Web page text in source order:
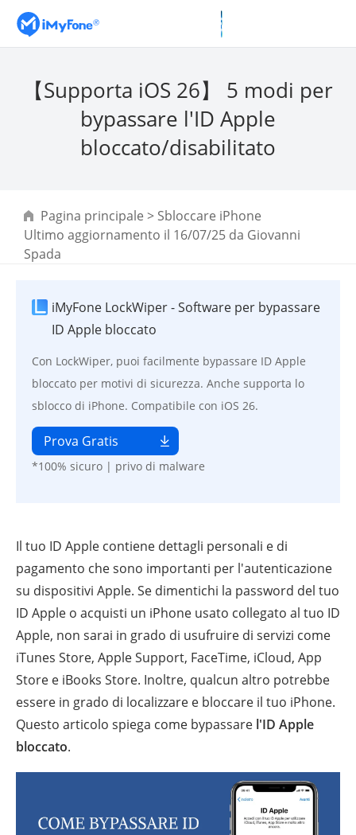
【Supporta iOS 26】 5 modi per
bypassare l'ID Apple
bloccato/disabilitato
Pagina principale > Sbloccare iPhone
Ultimo aggiornamento il 16/07/25 da Giovanni
Spada
iMyFone LockWiper - Software per bypassare
ID Apple bloccato
Con LockWiper, puoi facilmente bypassare ID Apple
bloccato per motivi di sicurezza. Anche supporta lo
sblocco di iPhone. Compatibile con iOS 26.
Prova Gratis
*100% sicuro | privo di malware
Il tuo ID Apple contiene dettagli personali e di
pagamento che sono importanti per l'autenticazione
su dispositivi Apple. Se dimentichi la password del tuo
ID Apple o acquisti un iPhone usato collegato al tuo ID
Apple, non sarai in grado di usufruire di servizi come
iTunes Store, Apple Support, FaceTime, iCloud, App
Store e iBooks Store. Inoltre, qualcun altro potrebbe
essere in grado di localizzare e bloccare il tuo iPhone.
Questo articolo spiega come bypassare l'ID Apple
bloccato.